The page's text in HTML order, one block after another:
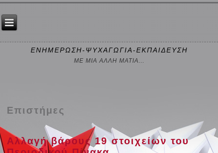
ΕΝΗΜΕΡΩΣΗ-ΨΥΧΑΓΩΓΙΑ-ΕΚΠΑΙΔΕΥΣΗ
ΜΕ ΜΙΑ ΑΛΛΗ ΜΑΤΙΑ...
Επιστήμες
Αλλαγή βάρους 19 στοιχείων του